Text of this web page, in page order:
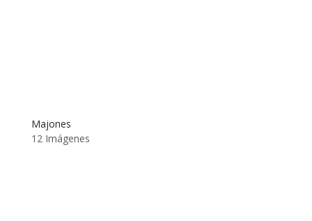
Majones
12 Imágenes